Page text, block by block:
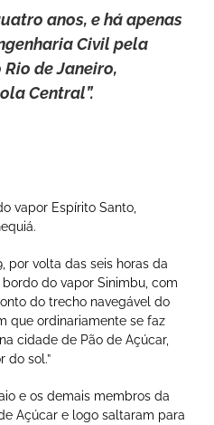
anos, e há apenas
Civil pela
de Janeiro,
Central”.
vapor Espírito Santo,
por volta das seis horas da
do vapor Sinimbu, com
do trecho navegável do
que ordinariamente se faz
cidade de Pão de Açúcar,
do sol.”
e os demais membros da
Açúcar e logo saltaram para